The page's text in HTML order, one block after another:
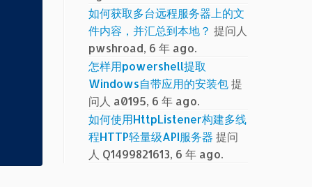
如何获取多台远程服务器上的文
件内容，并汇总到本地？ 提问人
pwshroad, 6 年 ago.
怎样用powershell提取
Windows自带应用的安装包提
问人 a0195, 6 年 ago.
如何使用HttpListener构建多线
程HTTP轻量级API服务器 提问
人 Q1499821613, 6 年 ago.